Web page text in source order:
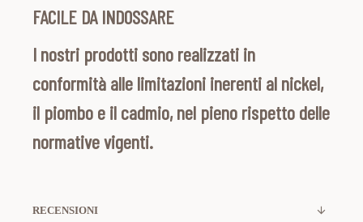
FACILE DA INDOSSARE
I nostri prodotti sono realizzati in
conformità alle limitazioni inerenti al nickel,
il piombo e il cadmio, nel pieno rispetto delle
normative vigenti.
RECENSIONI